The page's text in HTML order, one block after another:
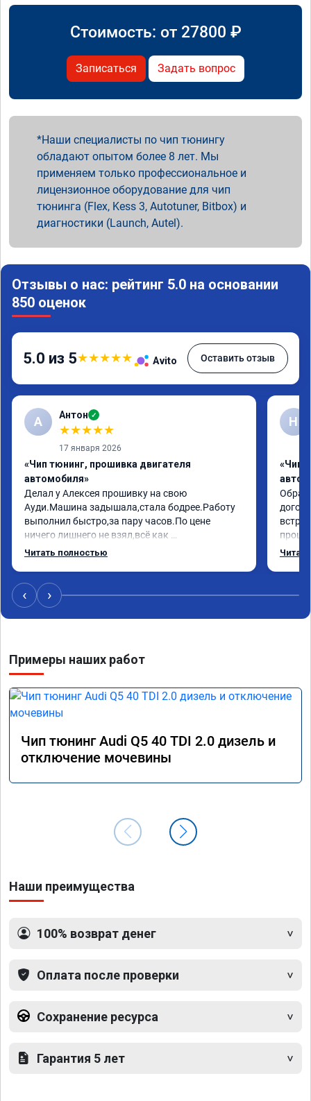
Стоимость: от 27800 ₽
Записаться Задать вопрос
Наши специалисты по чип тюнингу
обладают опытом более 8 лет. Мы
применяем только профессиональное и
лицензионное оборудование для чип
тюнинга (Flex, Kess 3, Autotuner, Bitbox) и
диагностики (Launch, Autel).
Отзывы о нас: рейтинг 5.0 на основании
850 оценок
5.0 из 5★★★★★ Avito Оставить отзыв
А Антон ✓
★★★★★
17 января 2026
«Чип тюнинг, прошивка двигателя
автомобиля»
Делал у Алексея прошивку на свою
Ауди.Машина задышала,стала бодрее.Работу
выполнил быстро,за пару часов.По цене
ничего лишнего не взял,всё как
договаривались заранее.После работы
поломки авто.Однозначно рекомендую
Алексея как грамотного специалиста!
Читать полностью
Н
«Чип
Арман
‹ ›
Примеры наших работ
Чип тюнинг Audi Q5 40 TDI 2.0 дизель и
отключение мочевины
Наши преимущества
100% возврат денег
Оплата после проверки
Сохранение ресурса
Гарантия 5 лет